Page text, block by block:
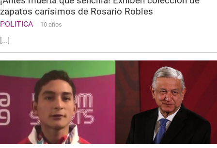
zapatos carísimos de Rosario Robles
POLITICA 10 años
[...]